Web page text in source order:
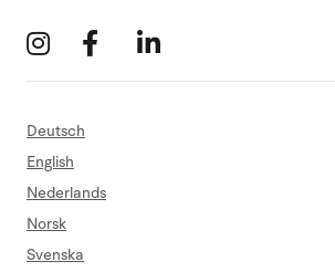
Deutsch
English
Nederlands
Norsk
Svenska